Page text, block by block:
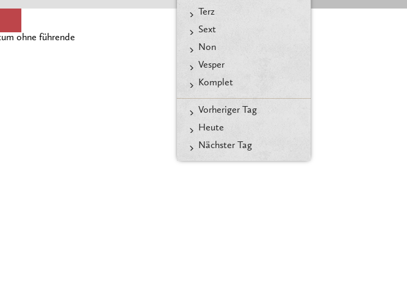
Terz
Sext
Non
Vesper
Komplet
Vorheriger Tag
Heute
Nächster Tag
ohne führende